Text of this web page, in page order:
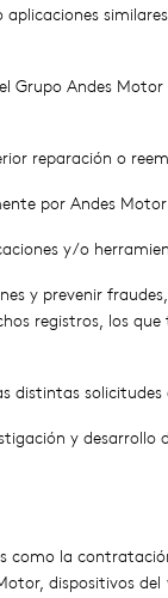
Andes
reparación o
por Andes
y/o
y prevenir
registros, los
distintas
y
la
dispositivos